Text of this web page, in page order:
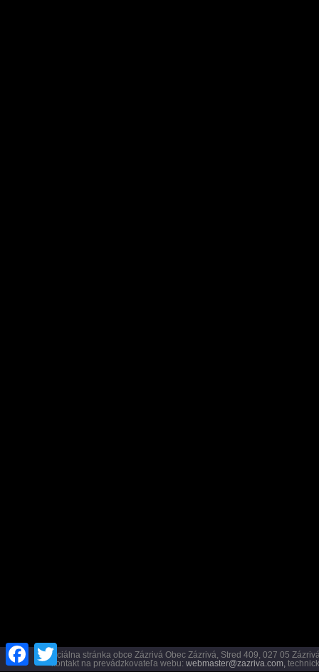
Oficiálna stránka obce Zázrivá Obec Zázrivá, Stred 409, 027 05
kontakt na prevádzkovateľa webu: webmaster@zazriva.com,
FacebookTwitter